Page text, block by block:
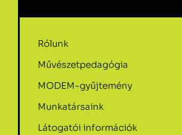
Rólunk
Művészetpedagógia
MODEM-gyűjtemény
Munkatársaink
Látogatói információk